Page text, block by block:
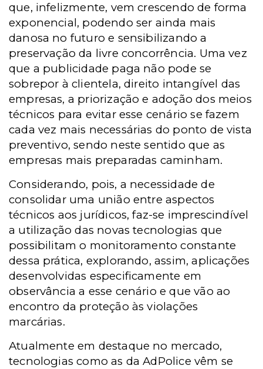
que, infelizmente, vem crescendo de forma
exponencial, podendo ser ainda mais
danosa no futuro e sensibilizando a
preservação da livre concorrência. Uma vez
que a publicidade paga não pode se
sobrepor à clientela, direito intangível das
empresas, a priorização e adoção dos meios
técnicos para evitar esse cenário se fazem
cada vez mais necessárias do ponto de vista
preventivo, sendo neste sentido que as
empresas mais preparadas caminham.
Considerando, pois, a necessidade de
consolidar uma união entre aspectos
técnicos aos jurídicos, faz-se imprescindível
a utilização das novas tecnologias que
possibilitam o monitoramento constante
dessa prática, explorando, assim, aplicações
desenvolvidas especificamente em
observância a esse cenário e que vão ao
encontro da proteção às violações
marcárias.
Atualmente em destaque no mercado,
tecnologias como as da AdPolice vêm se